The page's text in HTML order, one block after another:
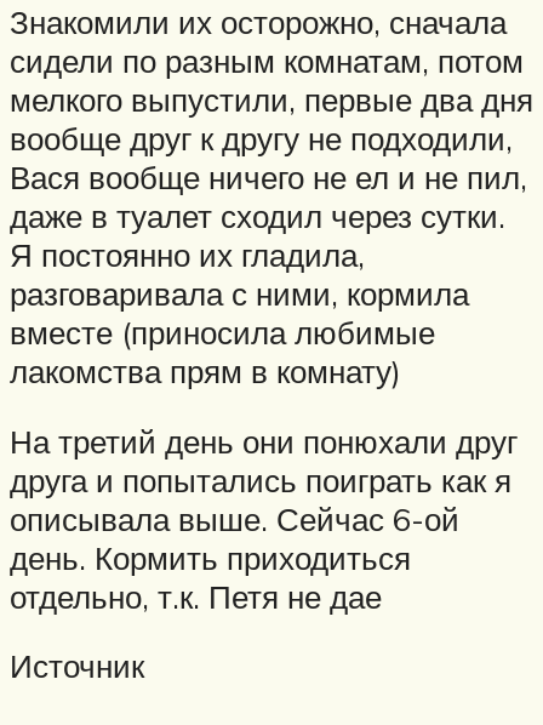
Знакомили их осторожно, сначала
сидели по разным комнатам, потом
мелкого выпустили, первые два дня
вообще друг к другу не подходили,
Вася вообще ничего не ел и не пил,
даже в туалет сходил через сутки.
Я постоянно их гладила,
разговаривала с ними, кормила
вместе (приносила любимые
лакомства прям в комнату)
На третий день они понюхали друг
друга и попытались поиграть как я
описывала выше. Сейчас 6-ой
день. Кормить приходиться
отдельно, т.к. Петя не дае
Источник